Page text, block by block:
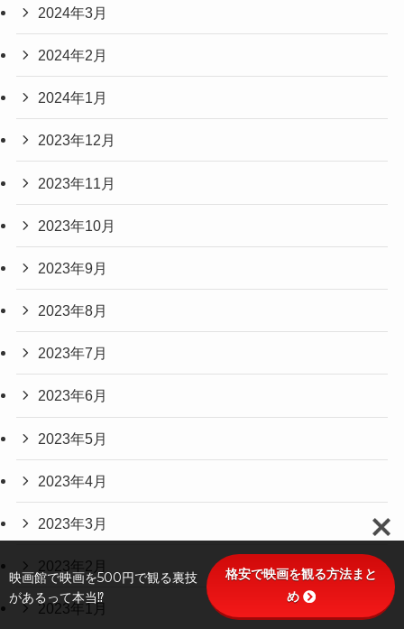
2024年3月
2024年2月
2024年1月
2023年12月
2023年11月
2023年10月
2023年9月
2023年8月
2023年7月
2023年6月
2023年5月
2023年4月
2023年3月
2023年2月
2023年1月
映画館で映画を500円で観る裏技
があるって本当⁉
格安で映画を観る方法まと
め